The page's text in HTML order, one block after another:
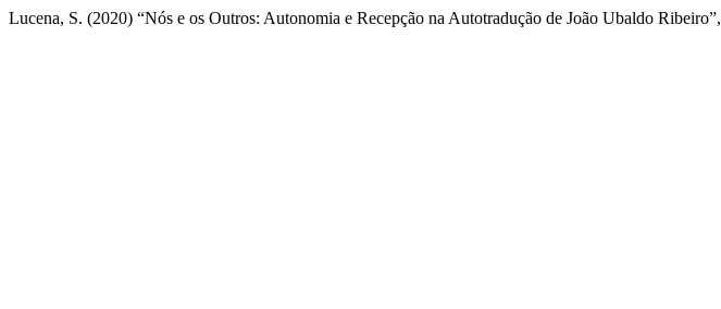
Lucena, S. (2020) “Nós e os Outros: Autonomia e Recepção na Autotradução de João Ubaldo Ribeiro”,